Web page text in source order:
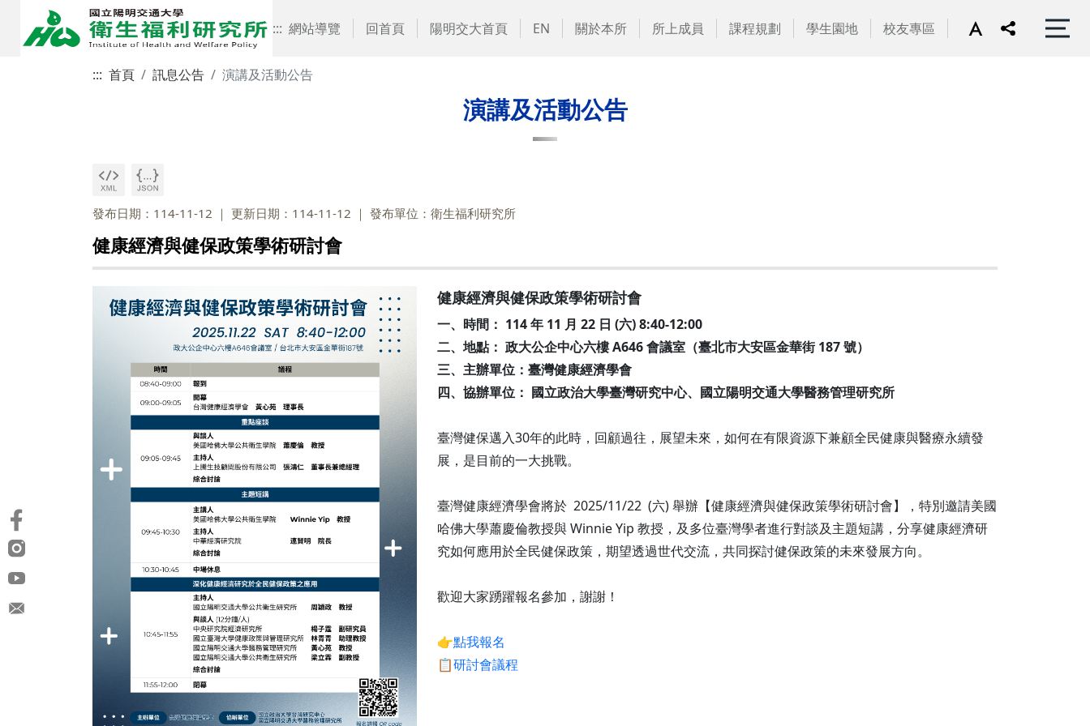
::: 網站導覽 回首頁 陽明交大首頁 EN 關於本所 所上成員 課程規劃 學生園地 校友專區
::: 首頁 訊息公告 演講及活動公告
演講及活動公告
發布日期：114-11-12 更新日期：114-11-12 發布單位：衛生福利研究所
健康經濟與健保政策學術研討會
健康經濟與健保政策學術研討會
一、時間： 114 年 11 月 22 日 (六) 8:40-12:00
二、地點： 政大公企中心六樓 A646 會議室（臺北市大安區金華街 187 號）
三、主辦單位：臺灣健康經濟學會
四、協辦單位： 國立政治大學臺灣研究中心、國立陽明交通大學醫務管理研究所
臺灣健保邁入30年的此時，回顧過往，展望未來，如何在有限資源下兼顧全民健康與醫療永續發
展，是目前的一大挑戰。
臺灣健康經濟學會將於 2025/11/22 (六) 舉辦【健康經濟與健保政策學術研討會】，特別邀請美國
哈佛大學蕭慶倫教授與 Winnie Yip 教授，及多位臺灣學者進行對談及主題短講，分享健康經濟研
究如何應用於全民健保政策，期望透過世代交流，共同探討健保政策的未來發展方向。
歡迎大家踴躍報名參加，謝謝！
👉點我報名
📋研討會議程